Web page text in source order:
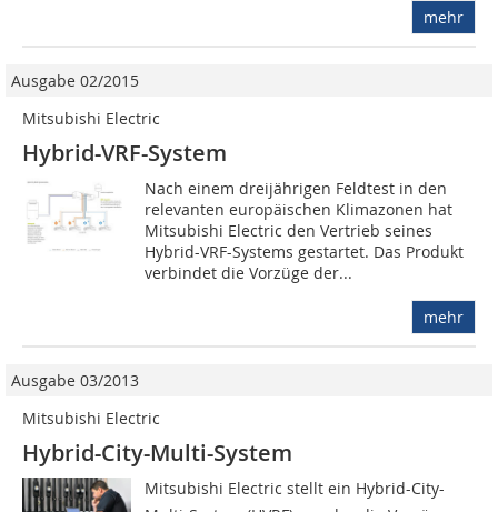
mehr
Ausgabe 02/2015
Mitsubishi Electric
Hybrid-VRF-System
Nach einem dreijährigen Feldtest in den
relevanten europäischen Klimazonen hat
Mitsubishi Electric den Vertrieb seines
Hybrid-VRF-Systems gestartet. Das Produkt
verbindet die Vorzüge der...
mehr
Ausgabe 03/2013
Mitsubishi Electric
Hybrid-City-Multi-System
Mitsubishi Electric stellt ein Hybrid-City-